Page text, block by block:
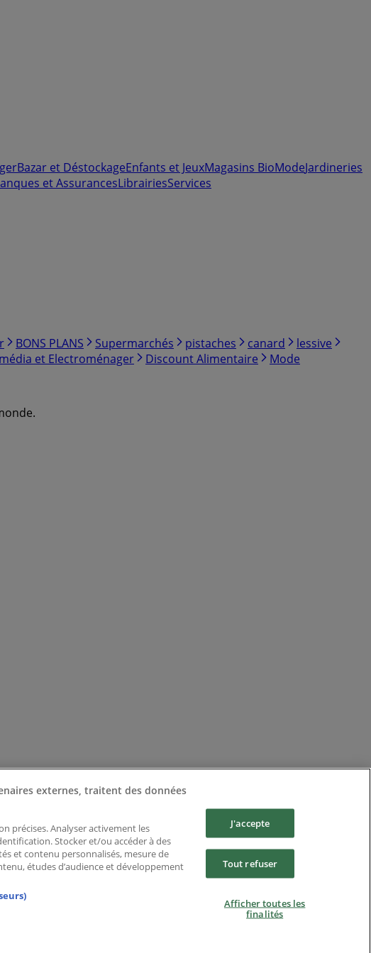
Bazar et DéstockageEnfants et JeuxMagasins BioModeJardineries
et AssurancesLibrairiesServices
BONS PLANS Supermarchés pistaches canard
lessive
et Electroménager Discount Alimentaire Mode
externes, traitent des données
précises. Analyser activement les
Stocker et/ou accéder à des
et contenu personnalisés, mesure de
études d’audience et développement
J'accepte
Tout refuser
Afficher toutes les
finalités